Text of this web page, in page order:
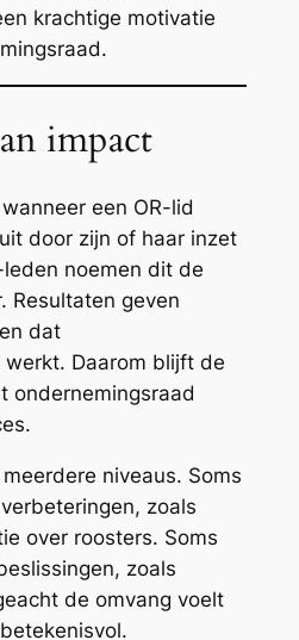
krachtige motivatie
impact
een OR-lid
door zijn of haar inzet
noemen dit de
Resultaten geven
dat
Daarom blijft de
ondernemingsraad
niveaus. Soms
zoals
over roosters. Soms
zoals
de omvang voelt